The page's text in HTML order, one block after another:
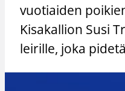
vuotiaiden
Kisakallion Susi
leirille, joka